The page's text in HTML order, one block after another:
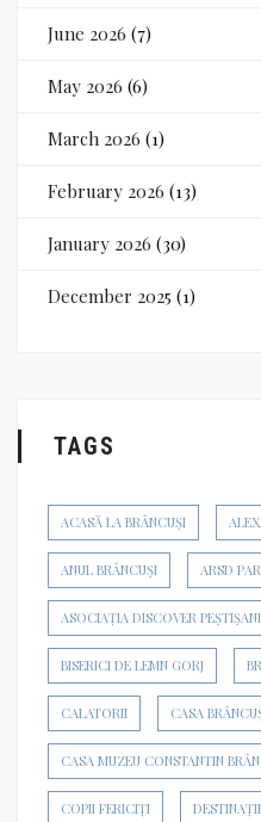
June 2026 (7)
May 2026 (6)
March 2026 (1)
February 2026 (13)
January 2026 (30)
December 2025 (1)
TAGS
ACASĂ LA BRÂNCUȘI
ANUL BRÂNCUȘI ARSD
ASOCIAȚIA DISCOVER PEȘTIȘANI
BISERICI DE LEMN GORJ
CALATORII CASA
CASA MUZEU CONSTANTIN
COPII FERICIȚI